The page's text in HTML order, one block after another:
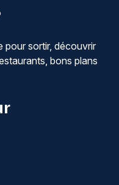
pour sortir, découvrir
bons plans